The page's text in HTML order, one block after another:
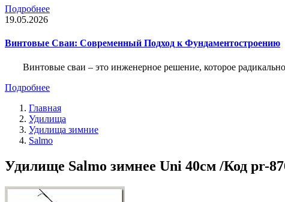
Подробнее
19.05.2026
Винтовые Сваи: Современный Подход к Фундаментостроению
Винтовые сваи – это инженерное решение, которое
Подробнее
Главная
Удилища
Удилища зимние
Salmo
Удилище Salmo зимнее Uni 40см /Код pr-